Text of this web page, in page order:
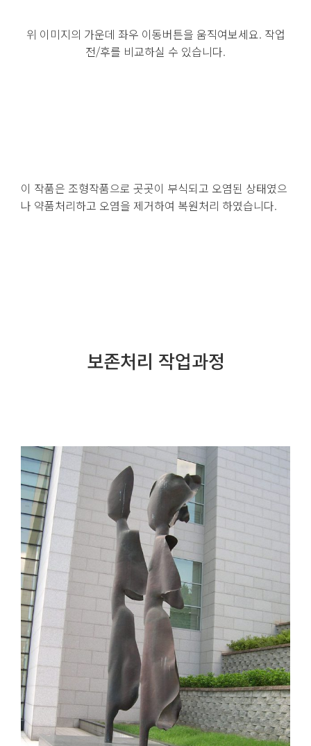
위 이미지의 가운데 좌우 이동버튼을 움직여보세요. 작업
전/후를 비교하실 수 있습니다.
이 작품은 조형작품으로 곳곳이 부식되고 오염된 상태였으
나 약품처리하고 오염을 제거하여 복원처리 하였습니다.
보존처리 작업과정